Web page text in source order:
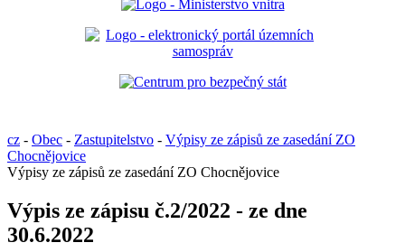
cz - Obec - Zastupitelstvo - Výpisy ze zápisů ze zasedání ZO
Chocnějovice
Výpisy ze zápisů ze zasedání ZO Chocnějovice
Výpis ze zápisu č.2/2022 - ze dne
30.6.2022